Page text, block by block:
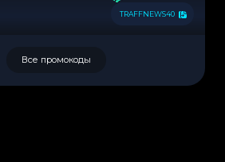
TRAFFNEWS40
Все промокоды